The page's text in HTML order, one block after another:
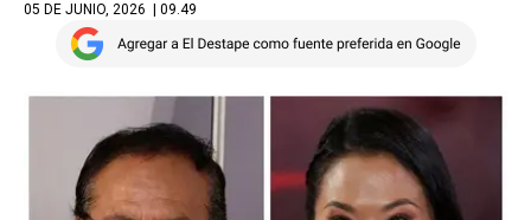
05 DE JUNIO, 2026 | 09.49